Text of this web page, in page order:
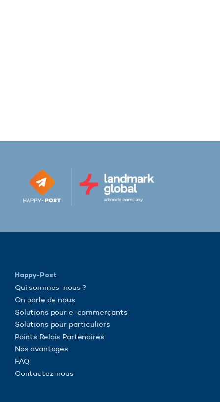
Happy-Post
Qui sommes-nous ?
On parle de nous
Solutions pour e-commerçants
Solutions pour particuliers
Points Relais Partenaires
Nos avantages
FAQ
Contactez-nous